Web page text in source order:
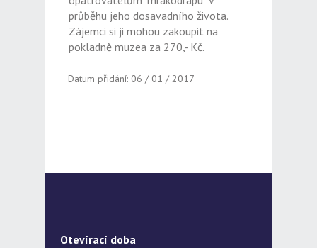
průběhu jeho dosavadního života.
Zájemci si ji mohou zakoupit na
pokladně muzea za 270,- Kč.
Datum přidání: 06 / 01 / 2017
Otevírací doba